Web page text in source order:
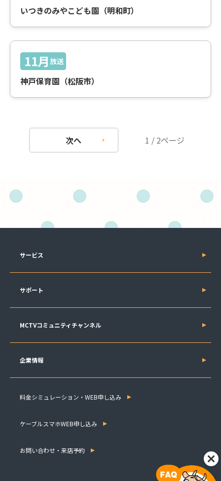
いつきのみやこども園（明和町）
11月 放送
神戸保育園（松阪市）
1 / 2ページ
次へ
サービス
サポート
MCTVコミュニティチャンネル
企業情報
料金シミュレーション・WEB申し込み
ケーブルスマホWEB申し込み
お問い合わせ・来店予約